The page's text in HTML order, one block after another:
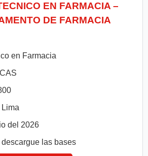
EN FARMACIA –
DE FARMACIA
en Farmacia
CAS
Lima
del 2026
las bases